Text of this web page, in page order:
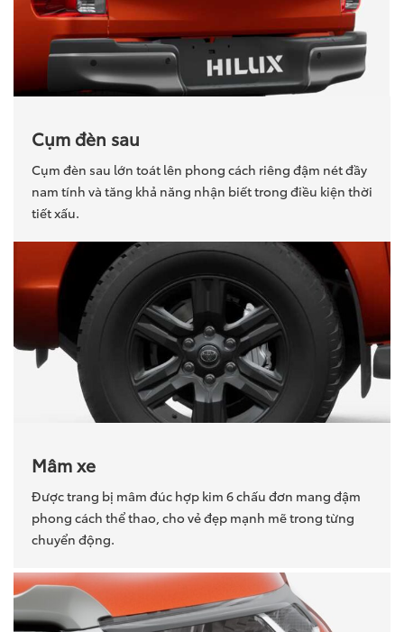
Cụm đèn sau
Cụm đèn sau lớn toát lên phong cách riêng đậm nét đầy
nam tính và tăng khả năng nhận biết trong điều kiện thời
tiết xấu.
Mâm xe
Được trang bị mâm đúc hợp kim 6 chấu đơn mang đậm
phong cách thể thao, cho vẻ đẹp mạnh mẽ trong từng
chuyển động.